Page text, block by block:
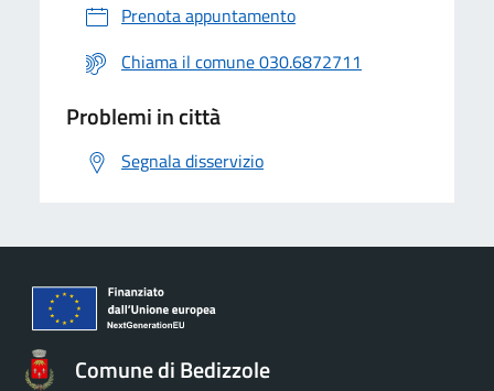
Prenota appuntamento
Chiama il comune 030.6872711
Problemi in città
Segnala disservizio
Comune di Bedizzole